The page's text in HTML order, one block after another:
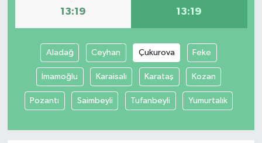
13:19 13:19
Aladağ Ceyhan Çukurova Feke
İmamoğlu Karaisalı Karataş Kozan
Pozantı Saimbeyli Tufanbeyli Yumurtalık